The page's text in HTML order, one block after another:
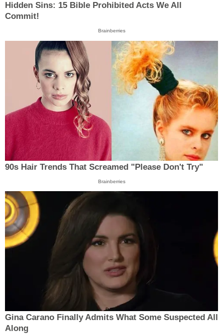
Hidden Sins: 15 Bible Prohibited Acts We All
Commit!
Brainberries
90s Hair Trends That Screamed "Please Don't Try"
Brainberries
Gina Carano Finally Admits What Some Suspected All
Along